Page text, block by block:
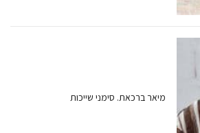
מיאר ברכאת. סימני שייכות